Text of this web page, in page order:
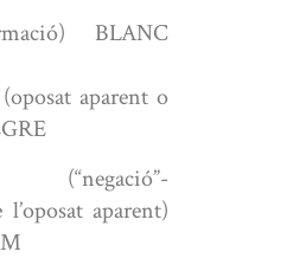
BLANC
aparent o
(“negació”-
aparent)